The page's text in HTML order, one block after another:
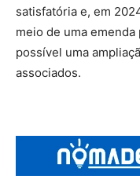
satisfatória e, em
meio de uma
possível uma
associados.